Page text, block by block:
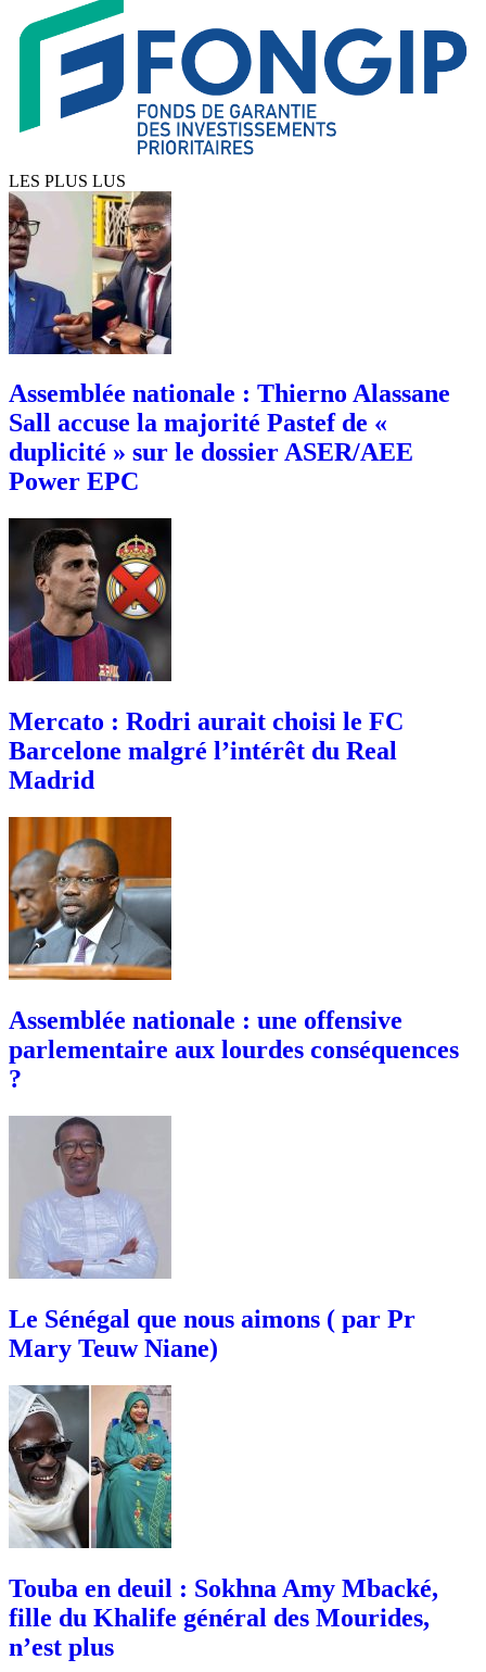
LES PLUS LUS
Assemblée nationale : Thierno Alassane
Sall accuse la majorité Pastef de «
duplicité » sur le dossier ASER/AEE
Power EPC
Mercato : Rodri aurait choisi le FC
Barcelone malgré l’intérêt du Real
Madrid
Assemblée nationale : une offensive
parlementaire aux lourdes conséquences
?
Le Sénégal que nous aimons ( par Pr
Mary Teuw Niane)
Touba en deuil : Sokhna Amy Mbacké,
fille du Khalife général des Mourides,
n’est plus